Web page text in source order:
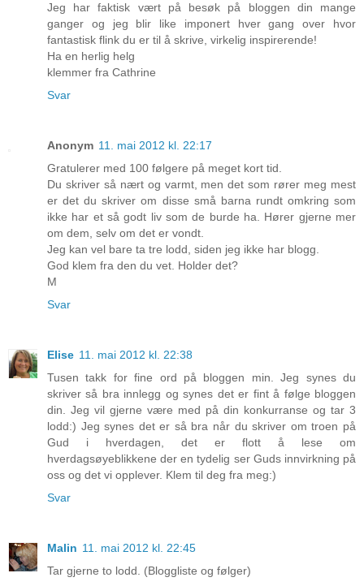
Jeg har faktisk vært på besøk på bloggen din mange
ganger og jeg blir like imponert hver gang over hvor
fantastisk flink du er til å skrive, virkelig inspirerende!
Ha en herlig helg
klemmer fra Cathrine
Svar
Anonym 11. mai 2012 kl. 22:17
Gratulerer med 100 følgere på meget kort tid.
Du skriver så nært og varmt, men det som rører meg mest
er det du skriver om disse små barna rundt omkring som
ikke har et så godt liv som de burde ha. Hører gjerne mer
om dem, selv om det er vondt.
Jeg kan vel bare ta tre lodd, siden jeg ikke har blogg.
God klem fra den du vet. Holder det?
M
Svar
Elise 11. mai 2012 kl. 22:38
Tusen takk for fine ord på bloggen min. Jeg synes du
skriver så bra innlegg og synes det er fint å følge bloggen
din. Jeg vil gjerne være med på din konkurranse og tar 3
lodd:) Jeg synes det er så bra når du skriver om troen på
Gud i hverdagen, det er flott å lese om
hverdagsøyeblikkene der en tydelig ser Guds innvirkning på
oss og det vi opplever. Klem til deg fra meg:)
Svar
Malin 11. mai 2012 kl. 22:45
Tar gjerne to lodd. (Bloggliste og følger)